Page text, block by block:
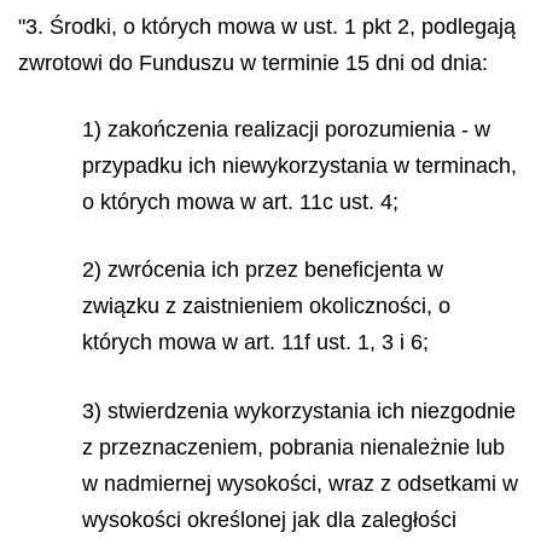
"3. Środki, o których mowa w ust. 1 pkt 2, podlegają
zwrotowi do Funduszu w terminie 15 dni od dnia:
1) zakończenia realizacji porozumienia - w
przypadku ich niewykorzystania w terminach,
o których mowa w art. 11c ust. 4;
2) zwrócenia ich przez beneficjenta w
związku z zaistnieniem okoliczności, o
których mowa w art. 11f ust. 1, 3 i 6;
3) stwierdzenia wykorzystania ich niezgodnie
z przeznaczeniem, pobrania nienależnie lub
w nadmiernej wysokości, wraz z odsetkami w
wysokości określonej jak dla zaległości